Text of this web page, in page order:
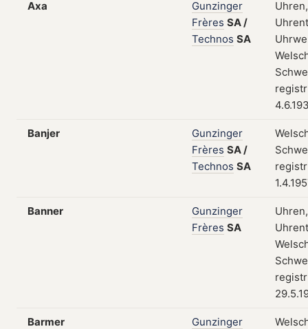
Axa
Gunzinger
Frères SA/
Technos SA
Uhren,
Banjer
Gunzinger
Frères SA/
Technos SA
Banner
Gunzinger
Frères SA
Uhren,
Barmer
Gunzinger